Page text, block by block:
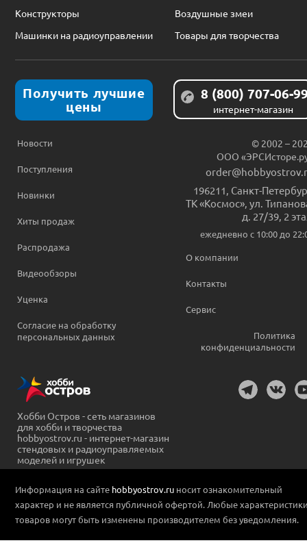
Конструкторы
Воздушные змеи
Машинки на радиоуправлении
Товары для творчества
Получить лучшие
цены
8 (800) 707-06-
интернет-магазин
Новости
Поступления
Новинки
Хиты продаж
Распродажа
Видеообзоры
Уценка
Согласие на обработку
персональных данных
© 2002 –
ООО
196211 Санкт-
ТК «Космос», ул.
д. 27/39, 2
ежедневно c 10:00 до
О компании
Контакты
Сервис
Политика
конфиденциальности
Хобби Остров - сеть магазинов
для хобби и творчества
hobbyostrov.ru - интернет-магазин
стендовых и радиоуправляемых
моделей и игрушек
Информация на сайте hobbyostrov.ru носит ознакомительный
характер и не является публичной офертой. Любые
товаров могут быть изменены производителем без уведомления.